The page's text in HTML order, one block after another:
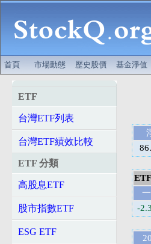
首頁 市場動態 歷史股價 基金淨值
ETF
台灣ETF列表
台灣ETF績效比較
ETF 分類
高股息ETF
股市指數ETF
ESG ETF
-